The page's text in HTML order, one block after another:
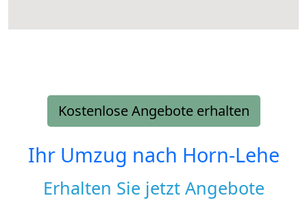
Kostenlose Angebote erhalten
Ihr Umzug nach Horn-Lehe
Erhalten Sie jetzt Angebote